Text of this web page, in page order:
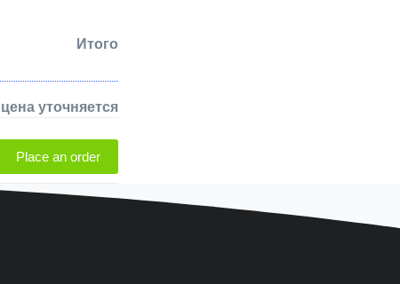
Итого
цена уточняется